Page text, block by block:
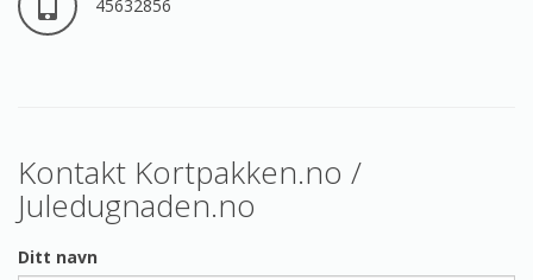
45632856
Kontakt Kortpakken.no /
Juledugnaden.no
Ditt navn